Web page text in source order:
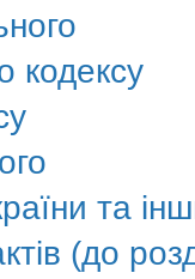
кодексу
та
(до